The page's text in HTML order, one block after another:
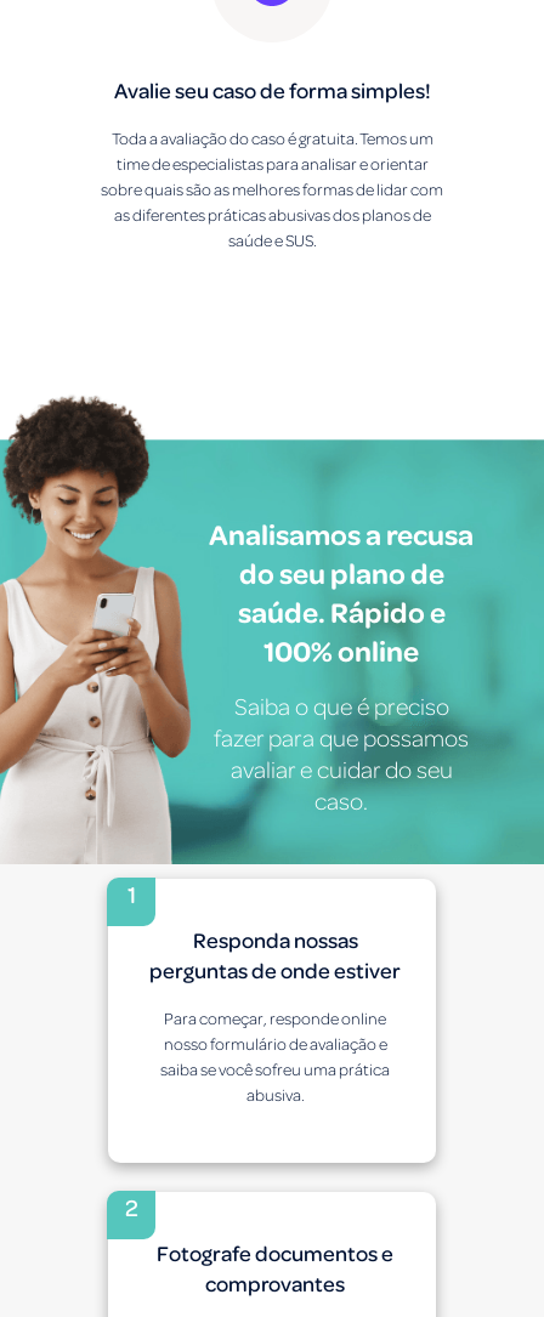
Avalie seu caso de forma simples!
Toda a avaliação do caso é gratuita. Temos um
time de especialistas para analisar e orientar
sobre quais são as melhores formas de lidar com
as diferentes práticas abusivas dos planos de
saúde e SUS.
Analisamos a recusa
do seu plano de
saúde. Rápido e
100% online
Saiba o que é preciso
fazer para que possamos
avaliar e cuidar do seu
caso.
1
Responda nossas
perguntas de onde estiver
Para começar, responde online
nosso formulário de avaliação e
saiba se você sofreu uma prática
abusiva.
2
Fotografe documentos e
comprovantes